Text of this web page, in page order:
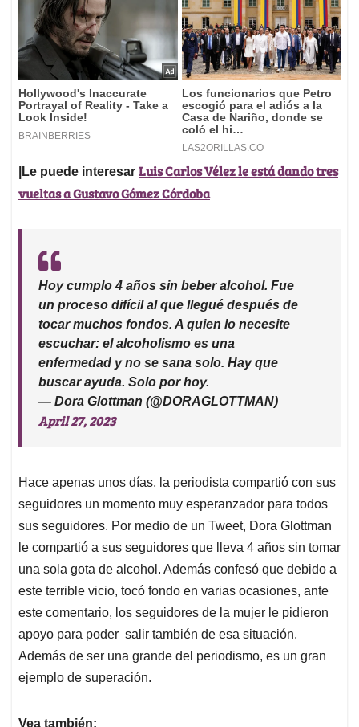
|Le puede interesar Luis Carlos Vélez le está dando tres
vueltas a Gustavo Gómez Córdoba
Hoy cumplo 4 años sin beber alcohol. Fue
un proceso difícil al que llegué después de
tocar muchos fondos. A quien lo necesite
escuchar: el alcoholismo es una
enfermedad y no se sana solo. Hay que
buscar ayuda. Solo por hoy.
— Dora Glottman (@DORAGLOTTMAN)
April 27, 2023
Hace apenas unos días, la periodista compartió con sus
seguidores un momento muy esperanzador para todos
sus seguidores. Por medio de un Tweet, Dora Glottman
le compartió a sus seguidores que lleva 4 años sin tomar
una sola gota de alcohol. Además confesó que debido a
este terrible vicio, tocó fondo en varias ocasiones, ante
este comentario, los seguidores de la mujer le pidieron
apoyo para poder salir también de esa situación.
Además de ser una grande del periodismo, es un gran
ejemplo de superación.
Vea también: